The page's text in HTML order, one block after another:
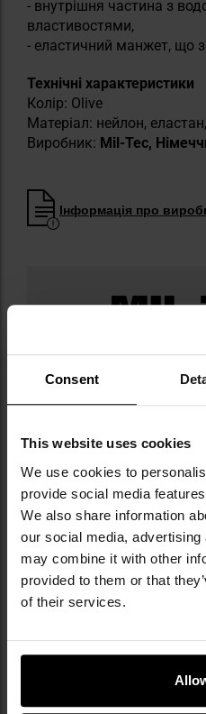
Consent
This website uses cookies
We use cookies to
provide social media
We also share information
our social media,
may combine it with other
provided to them or that
of their services.
- внутрішня частина з
властивостями,
- еластичний манжет, що
Технічні характеристики
Колір: Olive
Матеріал: нейлон,
Виробник: Mil-Tec,
Інформація про
бренду Mil-Tec.
Sturm Handels GmbH,
спеціалізується на
дистрибуції одягу та
спорядження.
роботи з
водночас розвиваючи
рішення — як-от
камуфляжів
здобула репутацію
дбає про етичні
ініціативу "Social